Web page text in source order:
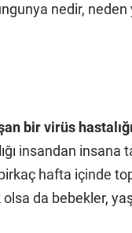
nedir,
bir virüs
insandan insana
hafta içinde
da bebekler,